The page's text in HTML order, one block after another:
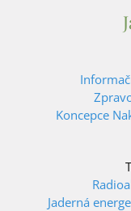
Koncepce
Jaderná